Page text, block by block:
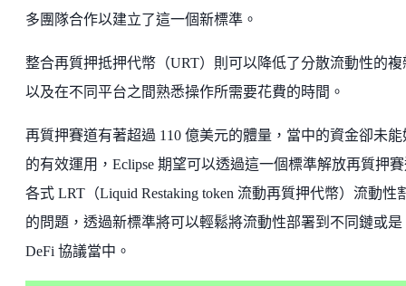
多團隊合作以建立了這一個新標準。
整合再質押抵押代幣（URT）則可以降低了分散流動性的複
以及在不同平台之間熟悉操作所需要花費的時間。
再質押賽道有著超過 110 億美元的體量，當中的資金卻未能
的有效運用，‍Eclipse 期望可以透過這一個標準解放再質押
各式 LRT（Liquid Restaking token 流動再質押代幣）流動性
的問題，透過新標準將可以輕鬆將流動性部署到不同鏈或是
DeFi 協議當中。